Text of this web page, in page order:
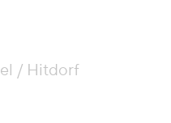
/ Hitdorf